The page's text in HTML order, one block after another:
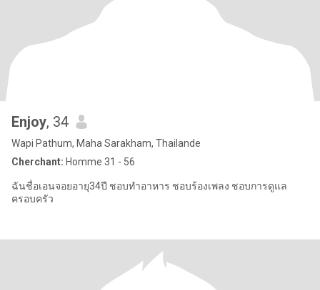
Enjoy, 34
Wapi Pathum, Maha Sarakham, Thailande
Cherchant: Homme 31 - 56
ฉันชื่อเอนจอยอายุ34ปี ชอบทำอาหาร ชอบร้องเพลง ชอบการดูแล
ครอบครัว